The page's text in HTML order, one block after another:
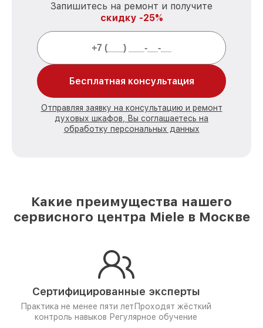
Запишитесь на ремонт и получите
скидку -25%
Бесплатная консультация
Отправляя заявку на консультацию и ремонт
духовых шкафов, Вы соглашаетесь на
обработку персональных данных
Какие преимущества нашего
сервисного центра Miele в Москве
Сертифицированные эксперты
Практика не менее пяти лет Проходят жёсткий
контроль навыков Регулярное обучение